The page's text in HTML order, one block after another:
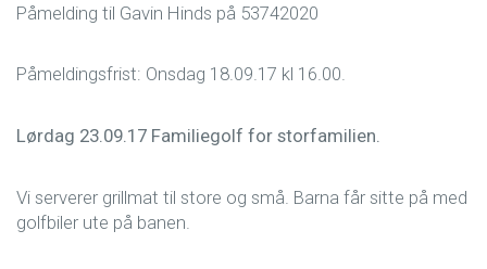
Påmelding til Gavin Hinds på 53742020
Påmeldingsfrist: Onsdag 18.09.17 kl 16.00.
Lørdag 23.09.17 Familiegolf for storfamilien.
Vi serverer grillmat til store og små. Barna får sitte på med
golfbiler ute på banen.